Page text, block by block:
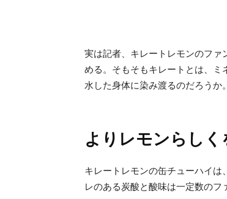
実は記者、キレートレモンのフ
める。そもそもキレートとは、
水した身体に染み渡るのだろうか
よりレモンらし
キレートレモンの缶チューハイ
レのある炭酸と酸味は一定数のフ